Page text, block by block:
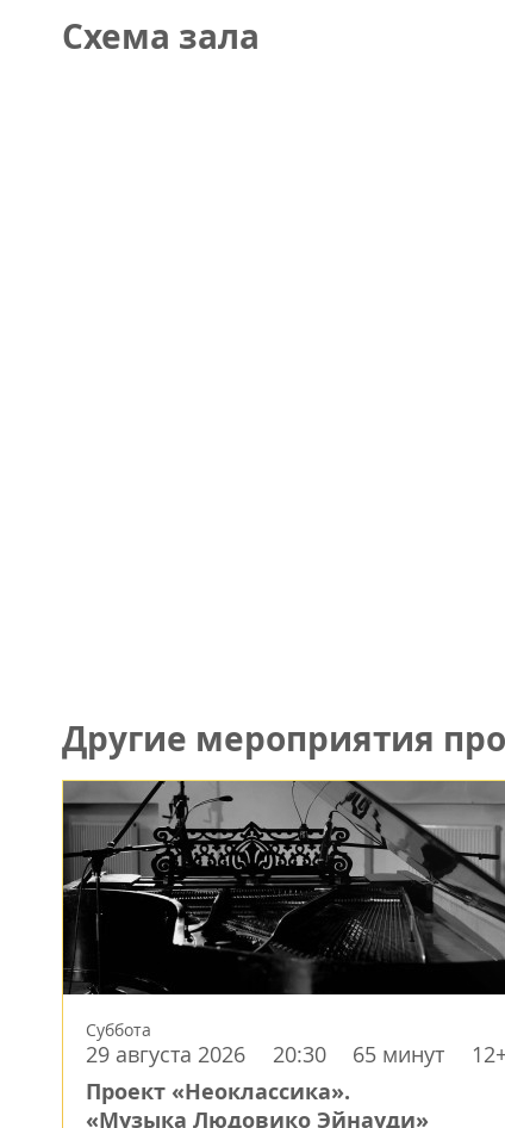
Схема зала
Другие мероприятия
Суббота
29 августа 2026 20:30 65 минут
Проект «Неоклассика».
«Музыка Людовико Эйнауди»